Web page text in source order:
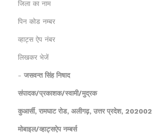
जिला का नाम
पिन कोड नम्बर
व्हाट्स ऐप नंबर
लिखकर भेजें
- जसवन्त सिंह निषाद
संपादक/प्रकाशक/स्वामी/मुद्रक
कुआर्सी, रामघाट रोड, अलीगढ़, उत्तर प्रदेश, 202002
मोबाइल/व्हाट्सऐप नम्बर्स